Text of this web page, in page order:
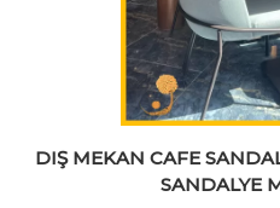
DIŞ MEKAN CAFE
SANDALYE